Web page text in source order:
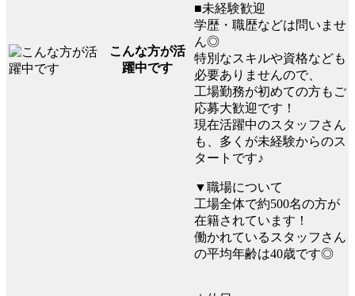
こんな方が活
躍中です
■未経験歓迎
学歴・職歴などは問いませ
ん◎
特別なスキルや資格なども
必要ありませんので、
工場勤務が初めての方もご
応募大歓迎です！
現在活躍中のスタッフさん
も、多くが未経験からのス
タートです♪
▼職場について
工場全体で約500名の方が
在籍されています！
働かれているスタッフさん
の平均年齢は40歳です◎